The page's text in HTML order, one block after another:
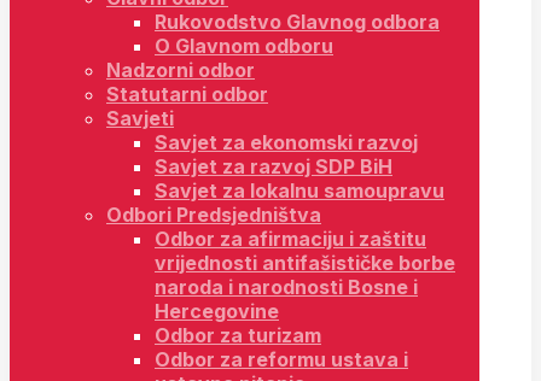
Rukovodstvo Glavnog odbora
O Glavnom odboru
Nadzorni odbor
Statutarni odbor
Savjeti
Savjet za ekonomski razvoj
Savjet za razvoj SDP BiH
Savjet za lokalnu samoupravu
Odbori Predsjedništva
Odbor za afirmaciju i zaštitu
vrijednosti antifašističke borbe
naroda i narodnosti Bosne i
Hercegovine
Odbor za turizam
Odbor za reformu ustava i